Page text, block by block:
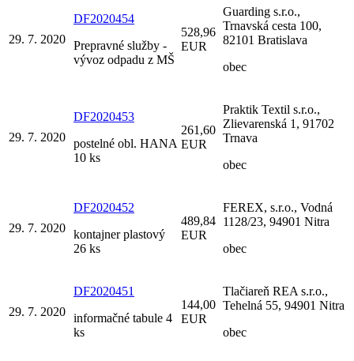
29. 7. 2020
DF2020454
Prepravné služby -
vývoz odpadu z MŠ
528,96
EUR
Guarding s.r.o.,
Trnavská cesta 100,
82101 Bratislava
obec
29. 7. 2020
DF2020453
postelné obl. HANA
10 ks
261,60
EUR
Praktik Textil s.r.o.,
Zlievarenská 1, 91702
Trnava
obec
29. 7. 2020
DF2020452
kontajner plastový
26 ks
489,84
EUR
FEREX, s.r.o., Vodná
1128/23, 94901 Nitra
obec
29. 7. 2020
DF2020451
informačné tabule 4
ks
144,00
EUR
Tlačiareň REA s.r.o.,
Tehelná 55, 94901 Nitra
obec